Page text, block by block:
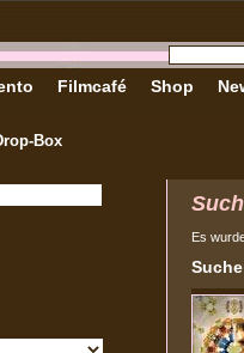
Box
Filmcafé Shop
Es